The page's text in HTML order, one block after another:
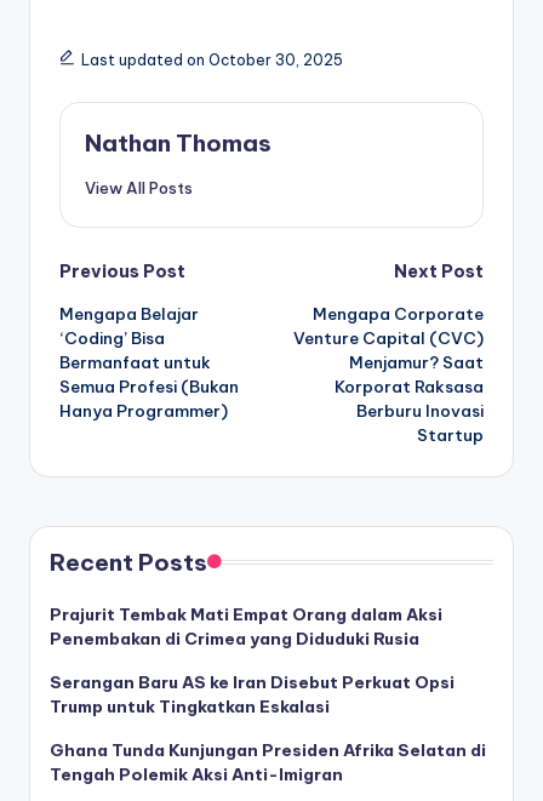
Last updated on October 30, 2025
Nathan Thomas
View All Posts
Post
navigation
Previous Post
Mengapa Belajar
‘Coding’ Bisa
Bermanfaat untuk
Semua Profesi (Bukan
Hanya Programmer)
Next Post
Mengapa Corporate
Venture Capital (CVC)
Menjamur? Saat
Korporat Raksasa
Berburu Inovasi
Startup
Recent Posts
Prajurit Tembak Mati Empat Orang dalam Aksi
Penembakan di Crimea yang Diduduki Rusia
Serangan Baru AS ke Iran Disebut Perkuat Opsi
Trump untuk Tingkatkan Eskalasi
Ghana Tunda Kunjungan Presiden Afrika Selatan di
Tengah Polemik Aksi Anti-Imigran